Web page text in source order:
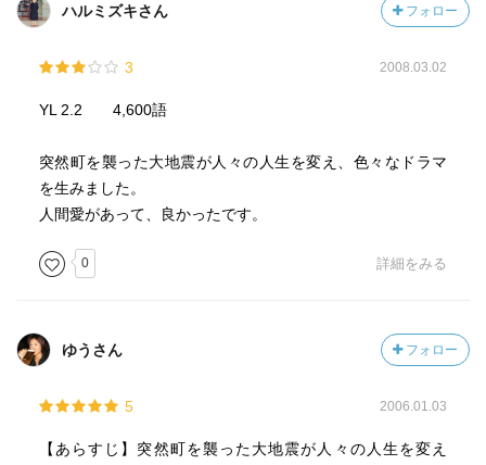
ハルミズキさん フォロー
3 2008.03.02
YL 2.2 4,600語
突然町を襲った大地震が人々の人生を変え、色々なドラマ
を生みました。
人間愛があって、良かったです。
0 詳細をみる
ゆうさん フォロー
5 2006.01.03
【あらすじ】突然町を襲った大地震が人々の人生を変え